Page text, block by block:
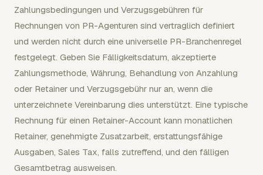
Zahlungsbedingungen und Verzugsgebühren für
Rechnungen von PR-Agenturen sind vertraglich definiert
und werden nicht durch eine universelle PR-Branchenregel
festgelegt. Geben Sie Fälligkeitsdatum, akzeptierte
Zahlungsmethode, Währung, Behandlung von Anzahlung
oder Retainer und Verzugsgebühr nur an, wenn die
unterzeichnete Vereinbarung dies unterstützt. Eine typische
Rechnung für einen Retainer-Account kann monatlichen
Retainer, genehmigte Zusatzarbeit, erstattungsfähige
Ausgaben, Sales Tax, falls zutreffend, und den fälligen
Gesamtbetrag ausweisen.